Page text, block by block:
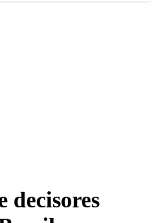
decisores